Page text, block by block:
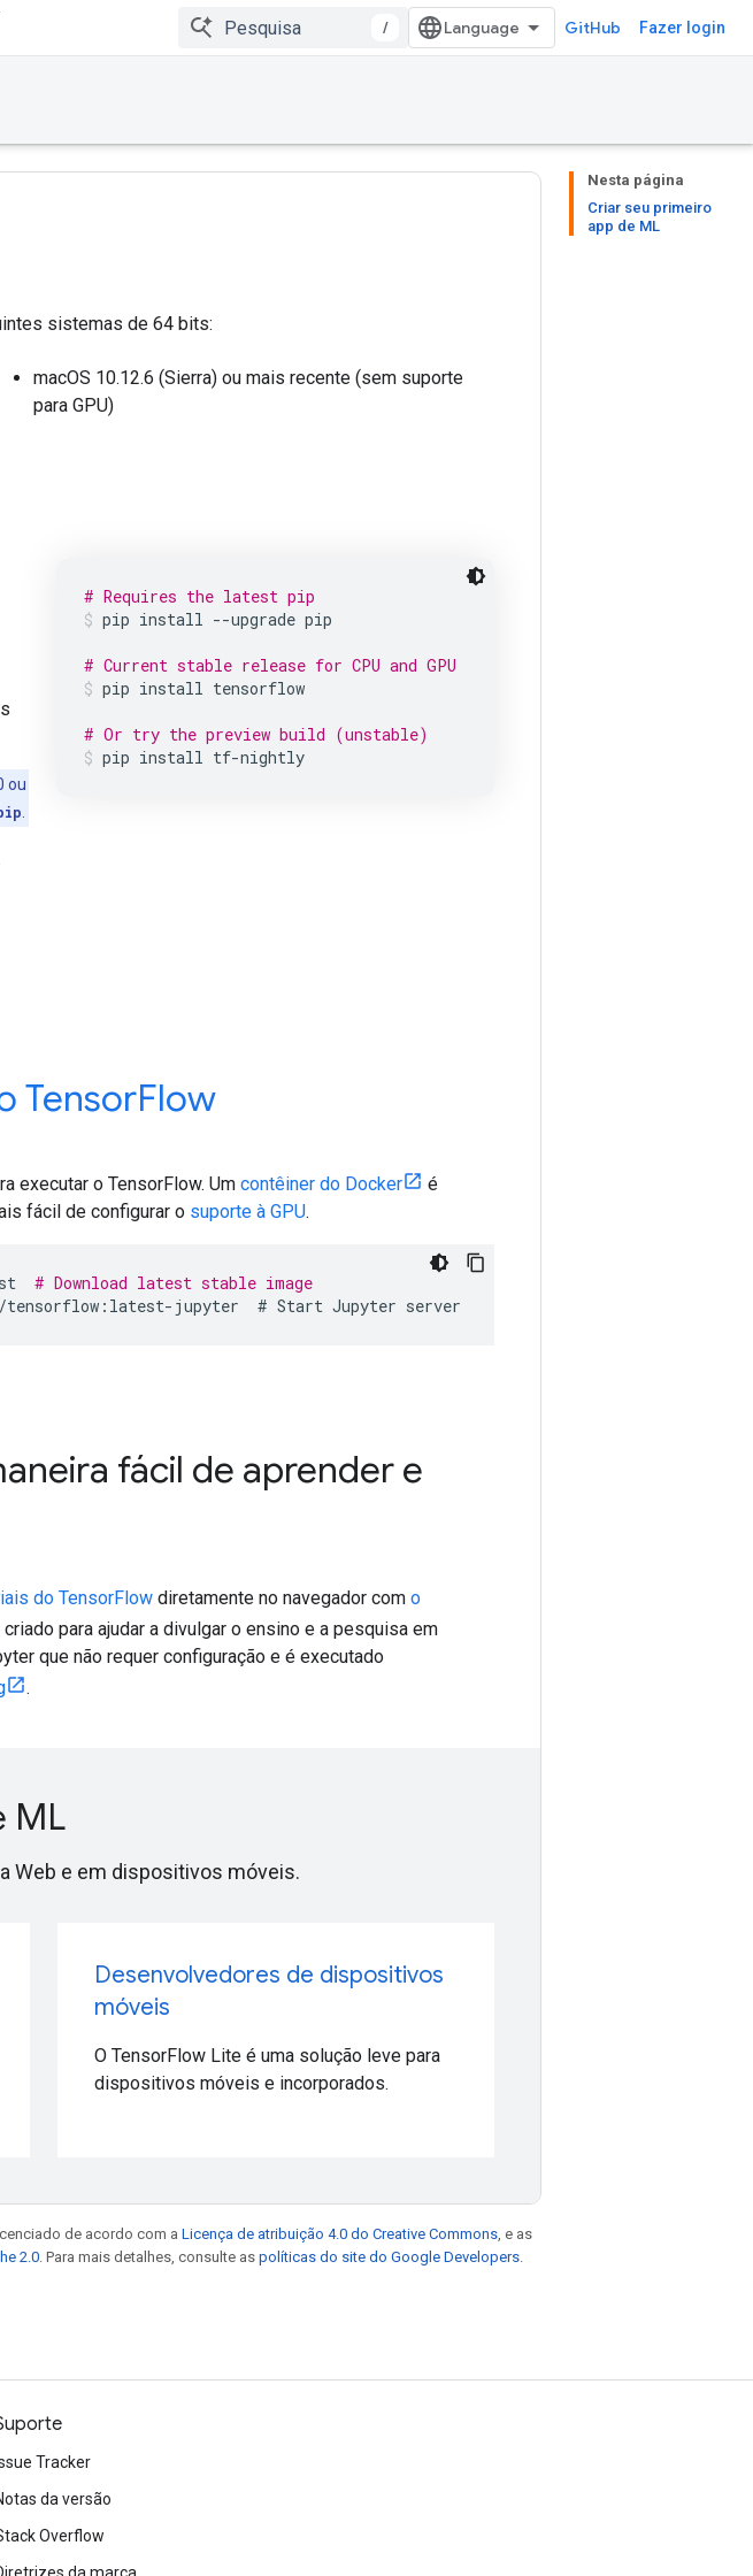
/ GitHub Fazer login
Nesta página
Criar seu primeiro
app de ML
sistemas de 64 bits:
macOS 10.12.6 (Sierra) ou mais recente (sem suporte
para GPU)
# Requires the latest pip
pip install --upgrade pip
# Current stable release for CPU and GPU
pip install tensorflow
# Or try the preview build (unstable)
pip install tf-nightly
ou
TensorFlow
executar o TensorFlow. Um contêiner do Docker
é
fácil de configurar o suporte à GPU.
# Download latest stable image
tensorflow:latest-jupyter  # Start Jupyter server
fácil de aprender e
do TensorFlow diretamente no navegador com o
para ajudar a divulgar o ensino e a pesquisa em
que não requer configuração e é executado
.
ML
Web e em dispositivos móveis.
Desenvolvedores de dispositivos
móveis
O TensorFlow Lite é uma solução leve para
dispositivos móveis e incorporados.
de acordo com a Licença de atribuição 4.0 do Creative Commons, e as
2.0. Para mais detalhes, consulte as políticas do site do Google Developers.
Tracker
da versão
Overflow